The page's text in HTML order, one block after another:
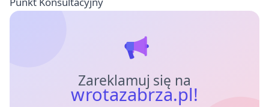
Zareklamuj się na
wrotazabrza.pl!